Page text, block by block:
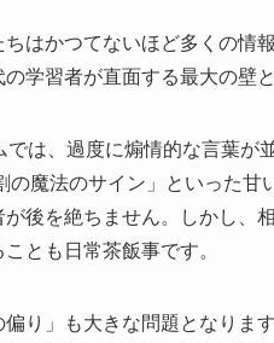
はかつてないほど多くの情
学習者が直面する最大の壁
は、過度に煽情的な言葉が
の魔法のサイン」といった
後を絶ちません。しかし、
とも日常茶飯事です。
り」も大きな問題となりま